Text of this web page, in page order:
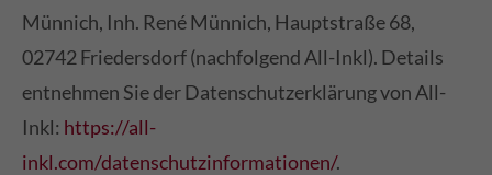
Münnich, Inh. René Münnich, Hauptstraße 68,
02742 Friedersdorf (nachfolgend All-Inkl). Details
entnehmen Sie der Datenschutzerklärung von All-
Inkl: https://all-
inkl.com/datenschutzinformationen/.